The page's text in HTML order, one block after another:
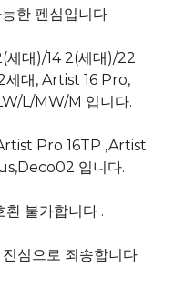
한 펜심입니다
세대)/14 2(세대)/22
대, Artist 16 Pro,
L/MW/M 입니다.
Pro 16TP ,Artist
입니다.
불가합니다 .
심으로 죄송합니다